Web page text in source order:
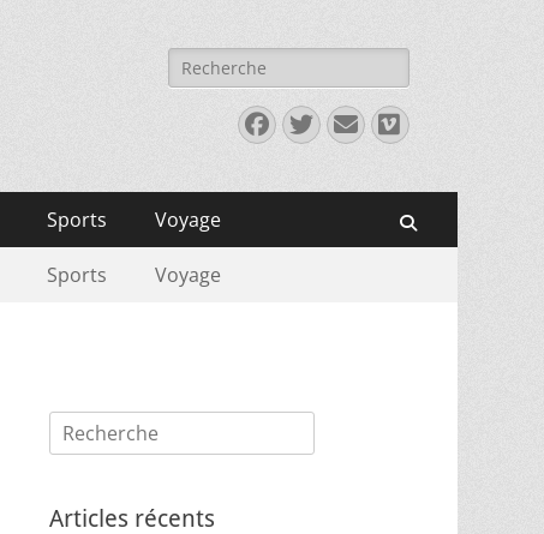
Rechercher :
Facebook
Twitter
E-
mail
Vimeo
Sports Voyage
Sports Voyage
Rechercher :
Articles récents